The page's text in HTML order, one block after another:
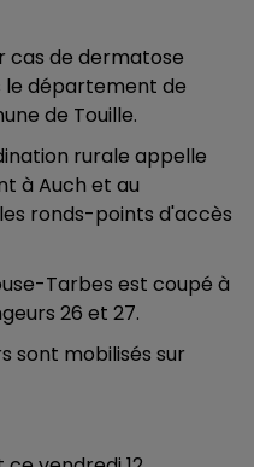
cas de dermatose
le département de
de Touille.
rurale appelle
à Auch et au
ronds-points d'accès
Tarbes est coupé à
26 et 27.
sont mobilisés sur